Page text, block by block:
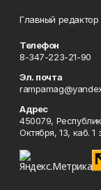
Главный
Телефон
8-347-223-21-90
Эл. почта
Адрес
450079,
Октября, 13, каб. 1